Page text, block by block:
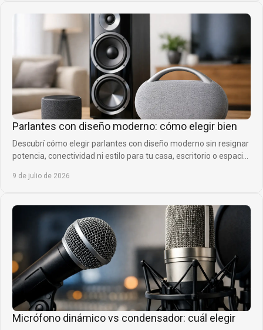
Parlantes con diseño moderno: cómo elegir bien
Descubrí cómo elegir parlantes con diseño moderno sin resignar
potencia, conectividad ni estilo para tu casa, escritorio o espacio
9 de julio de 2026
Micrófono dinámico vs condensador: cuál elegir